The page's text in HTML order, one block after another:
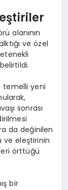
alanının
ve özel
temelli yeni
sonrası
da değinilen
eleştirinin
örttüğü
bir